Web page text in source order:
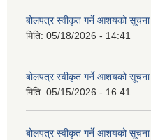
बोलपत्र स्वीकृत गर्ने आशयको सूचना
मिति: 05/18/2026 - 14:41
बोलपत्र स्वीकृत गर्ने आशयको सूचना
मिति: 05/15/2026 - 16:41
बोलपत्र स्वीकृत गर्ने आशयको सूचना